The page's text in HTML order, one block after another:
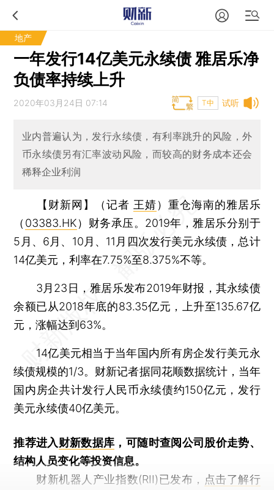
地产
一年发行14亿美元永续债 雅居乐净
负债率持续上升
试听
2020年03月24日 07:14 T中
业内普遍认为，发行永续债，有利率跳升的风险，外
币永续债另有汇率波动风险，而较高的财务成本还会
稀释企业利润
【财新网】（记者 王婧） 重仓海南的雅居乐
（ 03383.HK）财务承压。2019年，雅居乐分别于
5月、6月、10月、11月四次发行美元永续债，总计
14亿美元，利率在7.75%至8.375%不等。
3月23日，雅居乐发布2019年财报，其永续债
余额已从2018年底的83.35亿元，上升至135.67亿
元，涨幅达到63%。
14亿美元相当于当年国内所有房企发行美元永
续债规模的1/3。财新记者据同花顺数据统计，当年
国内房企共计发行人民币永续债约150亿元，发行
美元永续债40亿美元。
推荐进入财新数据库 ，可随时查阅公司股价走势、
结构人员变化等投资信息。
财新机器人产业指数(RII)已发布， 点击了解行